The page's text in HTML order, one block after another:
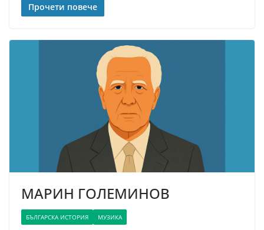
Прочети повече
МАРИН ГОЛЕМИНОВ
БЪЛГАРСКА ИСТОРИЯ МУЗИКА